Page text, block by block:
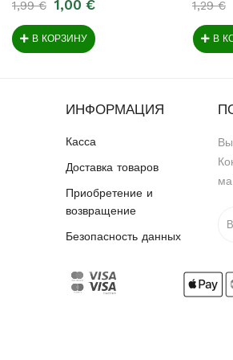
1,99 € 1,00 €
В КОРЗИНУ
1,29 €
В
ИНФОРМАЦИЯ
Касса
Доставка товаров
Приобретение и
возвращение
Безопасность данных